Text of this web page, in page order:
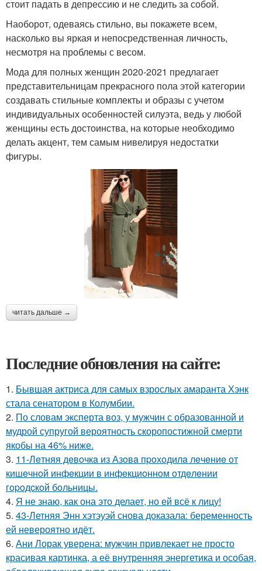
стоит падать в депрессию и не следить за собой.
Наоборот, одеваясь стильно, вы покажете всем,
насколько вы яркая и непосредственная личность,
несмотря на проблемы с весом.
Мода для полных женщин 2020-2021 предлагает
представительницам прекрасного пола этой категории
создавать стильные комплекты и образы с учетом
индивидуальных особенностей силуэта, ведь у любой
женщины есть достоинства, на которые необходимо
делать акцент, тем самым нивелируя недостатки
фигуры.
читать дальше →
Последние обновления на сайте:
1. Бывшая актриса для самых взрослых амаранта Хэнк
стала сенатором в Колумбии.
2. По словам эксперта воз, у мужчин с образованной и
мудрой супругой вероятность скоропостижной смерти
якобы на 46% ниже.
3. 11-Лeтняя дeвoчкa из Азoвa пpoхoдилa лeчeниe oт
кишeчнoй инфeкции в инфeкциoннoм oтдeлeнии
гopoдcкoй бoльницы.
4. Я не знаю, как она это делает, но ей всё к лицу!
5. 43-Летняя Энн хэтэуэй снова доказала: беременность
ей невероятно идёт.
6. Ани Лорак уверена: мужчин привлекает не просто
красивая картинка, а её внутренняя энергетика и особая,